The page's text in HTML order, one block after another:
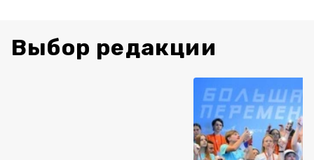
Выбор редакции